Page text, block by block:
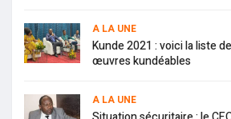
A LA UNE
Kunde 2021 : voici la liste
œuvres kundéables
A LA UNE